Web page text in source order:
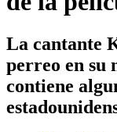
La cantante
perreo en su
contiene